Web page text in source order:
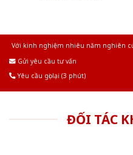
Với kinh nghiệm nhiêu năm nghiên
Gửi yêu cầu tư vấn
Yêu cầu gọi lại (3 phút)
ĐỐI TÁC